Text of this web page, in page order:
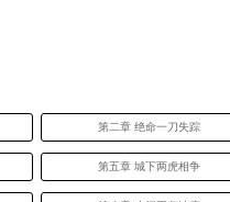
第二章 绝命一刀失踪
第五章 城下两虎相争